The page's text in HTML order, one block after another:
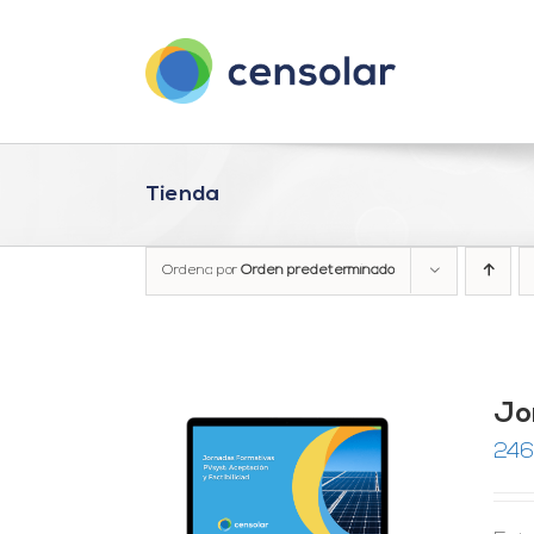
Tienda
Ordena por Orden predeterminado